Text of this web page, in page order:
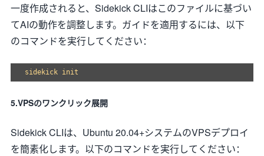
一度作成されると、Sidekick CLIはこのファイルに基づい
てAIの動作を調整します。ガイドを適用するには、以下
のコマンドを実行してください：
5.VPSのワンクリック展開
Sidekick CLIは、Ubuntu 20.04+システムのVPSデプロイ
を簡素化します。以下のコマンドを実行してください：